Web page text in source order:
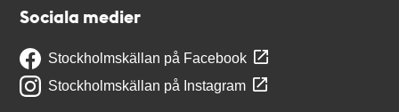
Sociala medier
Stockholmskällan på Facebook
Stockholmskällan på Instagram